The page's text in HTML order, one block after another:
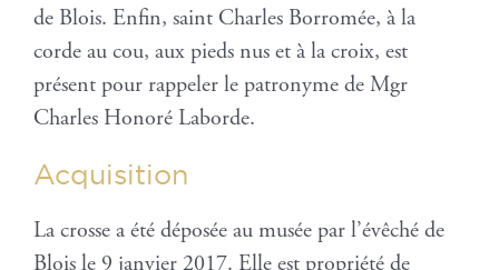
de Blois. Enfin, saint Charles Borromée, à la
corde au cou, aux pieds nus et à la croix, est
présent pour rappeler le patronyme de Mgr
Charles Honoré Laborde.
Acquisition
La crosse a été déposée au musée par l’évêché de
Blois le 9 janvier 2017. Elle est propriété de